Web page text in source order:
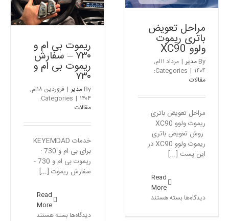
مقالات
مراحل تعویض
باتری ریموت
ولوو XC90
By مدیر |
مرداد ۱۱ام,
۱۴۰۴ |
Categories:
مقالات
مراحل تعویض باتری
ریموت ولوو XC90
روش تعویض باتری
ریموت ولوو XC90 در
این پست [...]
Read
More
دیدگاه‌ها برای
بسته هستند
ریموت بی ام و
۷۳۰ – سفارش
ریموت بی ام و
۷۳۰
By مدیر |
فروردین ۱۸ام,
۱۴۰۴ |
Categories:
مقالات
خدمات KEYEMDAD
برای بی ام و 730 :
ریموت بی ام و 730 -
سفارش ریموت [...]
Read
More
دیدگاه‌ها برای
بسته هستند